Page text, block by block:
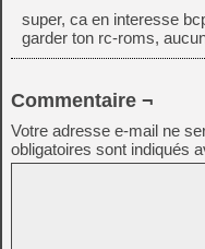
super, ca en interesse
garder ton rc-roms,
Commentaire ¬
Votre adresse e-mail ne
obligatoires sont indiqués